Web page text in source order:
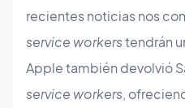
recientes noticias nos
service workerstendrán
Apple también devolvió
service workers,